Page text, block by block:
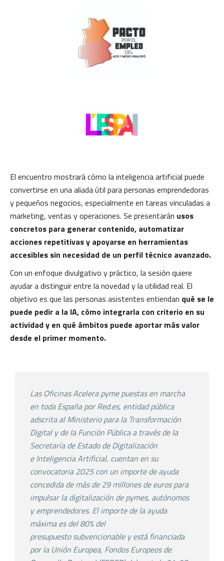
El encuentro mostrará cómo la inteligencia artificial puede
convertirse en una aliada útil para personas emprendedoras
y pequeños negocios, especialmente en tareas vinculadas a
marketing, ventas y operaciones. Se presentarán usos
concretos para generar contenido, automatizar
acciones repetitivas y apoyarse en herramientas
accesibles sin necesidad de un perfil técnico avanzado.
Con un enfoque divulgativo y práctico, la sesión quiere
ayudar a distinguir entre la novedad y la utilidad real. El
objetivo es que las personas asistentes entiendan qué se le
puede pedir a la IA, cómo integrarla con criterio en su
actividad y en qué ámbitos puede aportar más valor
desde el primer momento.
Las Oficinas Acelera pyme puestas en marcha
en todaEspaña por Red.es, entidad pública
adscrita al Ministeriopara la Transformación
Digital y de la Función Pública a través de la
Secretaría de Estado de Digitalización
eInteligencia Artificial, cuentan en su
convocatoria 2025con un importe de ayuda
concedida de más de 29millones de euros para
impulsar la digitalización depymes, autónomos
y emprendedores. El importe de laayuda
máxima es del 80% del
presupuestosubvencionable y está financiada
por la Unión Europea, Fondos Europeos de